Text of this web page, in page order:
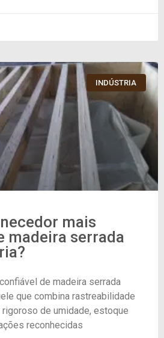
INDÚSTRIA
mais
madeira serrada
de madeira serrada
que combina rastreabilidade
de umidade, estoque
reconhecidas